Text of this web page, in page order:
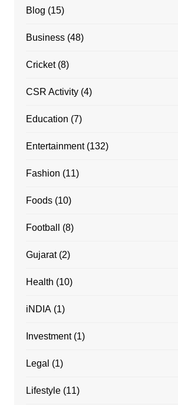
Blog (15)
Business(48)
Cricket(8)
CSR Activity(4)
Education (7)
Entertainment(132)
Fashion (11)
Foods(10)
Football (8)
Gujarat(2)
Health (10)
iNDIA(1)
Investment(1)
Legal (1)
Lifestyle(11)